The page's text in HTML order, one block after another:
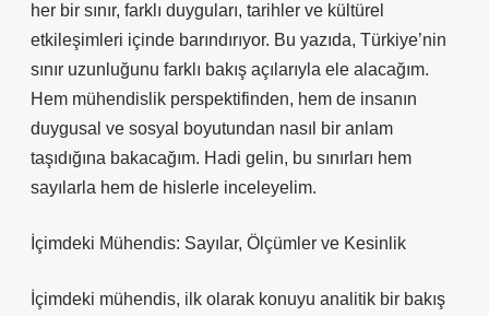
her bir sınır, farklı duyguları, tarihler ve kültürel
etkileşimleri içinde barındırıyor. Bu yazıda, Türkiye’nin
sınır uzunluğunu farklı bakış açılarıyla ele alacağım.
Hem mühendislik perspektifinden, hem de insanın
duygusal ve sosyal boyutundan nasıl bir anlam
taşıdığına bakacağım. Hadi gelin, bu sınırları hem
sayılarla hem de hislerle inceleyelim.
İçimdeki Mühendis: Sayılar, Ölçümler ve Kesinlik
İçimdeki mühendis, ilk olarak konuyu analitik bir bakış